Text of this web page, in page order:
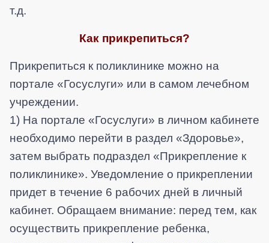
т.д.
Как прикрепиться?
Прикрепиться к поликлинике можно на
портале «Госуслуги» или в самом лечебном
учреждении.
1) На портале «Госуслуги» в личном кабинете
необходимо перейти в раздел «Здоровье»,
затем выбрать подраздел «Прикрепление к
поликлинике». Уведомление о прикреплении
придет в течение 6 рабочих дней в личный
кабинет. Обращаем внимание: перед тем, как
осуществить прикрепление ребенка,